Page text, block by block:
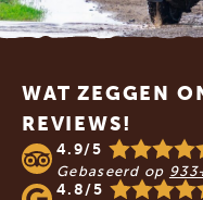
Footer
WAT ZEGGEN
REVIEWS!
4.9/5
Gebaseerd op
4.8/5